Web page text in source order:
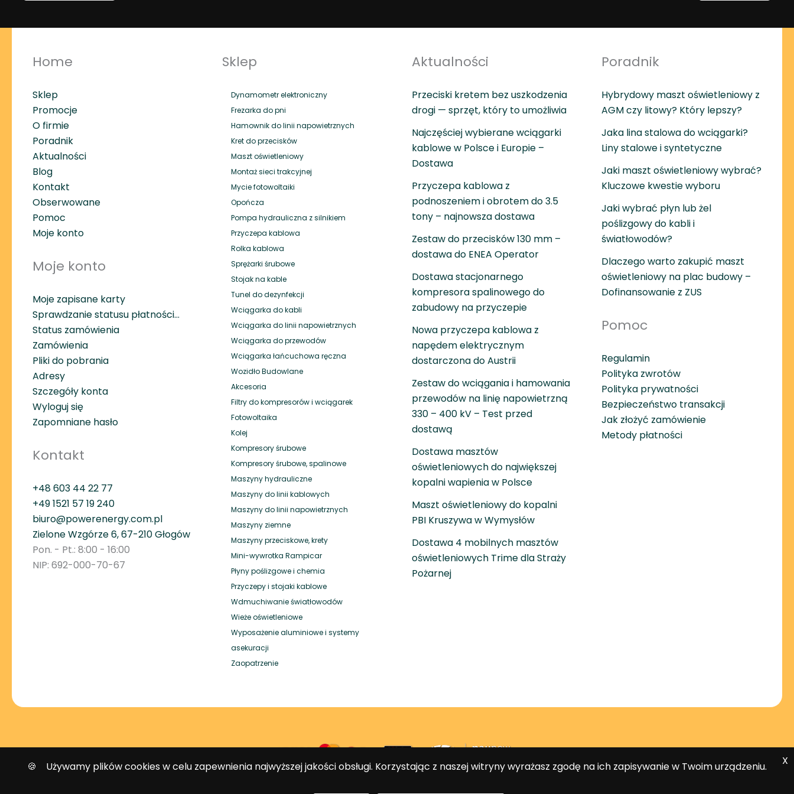
Home
Sklep
Promocje
O firmie
Poradnik
Aktualności
Blog
Kontakt
Obserwowane
Pomoc
Moje konto
Moje konto
Moje zapisane karty
Sprawdzanie statusu płatności…
Status zamówienia
Zamówienia
Pliki do pobrania
Adresy
Szczegóły konta
Wyloguj się
Zapomniane hasło
Kontakt
+48 603 44 22 77
+491521 57 19 240
biuro@powerenergy.com.pl
Zielone Wzgórze 6, 67-210 Głogów
Pon. - Pt.: 8:00 - 16:00
NIP: 692-000-70-67
Sklep
Dynamometr elektroniczny
Frezarka do pni
Hamownik do linii napowietrznych
Kret do przecisków
Maszt oświetleniowy
Montaż sieci trakcyjnej
Mycie fotowoltaiki
Opończa
Pompa hydrauliczna z silnikiem
Przyczepa kablowa
Rolka kablowa
Sprężarki śrubowe
Stojak na kable
Tunel do dezynfekcji
Wciągarka do kabli
Wciągarka do linii napowietrznych
Wciągarka do przewodów
Wciągarka łańcuchowa ręczna
Wozidło Budowlane
Akcesoria
Filtry do kompresorów i wciągarek
Fotowoltaika
Kolej
Kompresory śrubowe
Kompresory śrubowe, spalinowe
Maszyny hydrauliczne
Maszyny do linii kablowych
Maszyny do linii napowietrznych
Maszyny ziemne
Maszyny przeciskowe, krety
Mini-wywrotka Rampicar
Płyny poślizgowe i chemia
Przyczepy i stojaki kablowe
Wdmuchiwanie światłowodów
Wieże oświetleniowe
Wyposażenie aluminiowe i systemy
asekuracji
Zaopatrzenie
Aktualności
Przeciski kretem bez uszkodzenia
drogi — sprzęt, który to umożliwia
Najczęściej wybierane wciągarki
kablowe w Polsce i Europie –
Dostawa
Przyczepa kablowa z
podnoszeniem i obrotem do 3.5
tony – najnowsza dostawa
Zestaw do przecisków 130 mm –
dostawa do ENEA Operator
Dostawa stacjonarnego
kompresora spalinowego do
zabudowy na przyczepie
Nowa przyczepa kablowa z
napędem elektrycznym
dostarczona do Austrii
Zestaw do wciągania i hamowania
przewodów na linię napowietrzną
330 – 400 kV – Test przed
dostawą
Dostawa masztów
oświetleniowych do największej
kopalni wapienia w Polsce
Maszt oświetleniowy do kopalni
PBI Kruszywa w Wymysłów
Dostawa 4 mobilnych masztów
oświetleniowych Trime dla Straży
Pożarnej
Poradnik
Hybrydowy maszt oświetleniowy z
AGM czy litowy? Który lepszy?
Jaka lina stalowa do wciągarki?
Liny stalowe i syntetyczne
Jaki maszt oświetleniowy wybrać?
Kluczowe kwestie wyboru
Jaki wybrać płyn lub żel
poślizgowy do kabli i
światłowodów?
Dlaczego warto zakupić maszt
oświetleniowy na plac budowy –
Dofinansowanie z ZUS
Pomoc
Regulamin
Polityka zwrotów
Polityka prywatności
Bezpieczeństwo transakcji
Jak złożyć zamówienie
Metody płatności
Rozliczenia transakcji kartą kredytową i e-przelewem przeprowadzane są za pośrednictwem Centrum Rozliczeniowego Dotpay.
🍪 Używamy plików cookies w celu zapewnienia najwyższej jakości obsługi. Korzystając z naszej witryny wyrażasz zgodę na ich zapisywanie w Twoim urządzeniu. X